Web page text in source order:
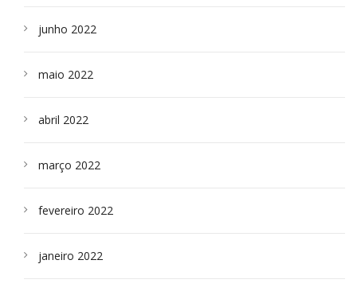
junho 2022
maio 2022
abril 2022
março 2022
fevereiro 2022
janeiro 2022